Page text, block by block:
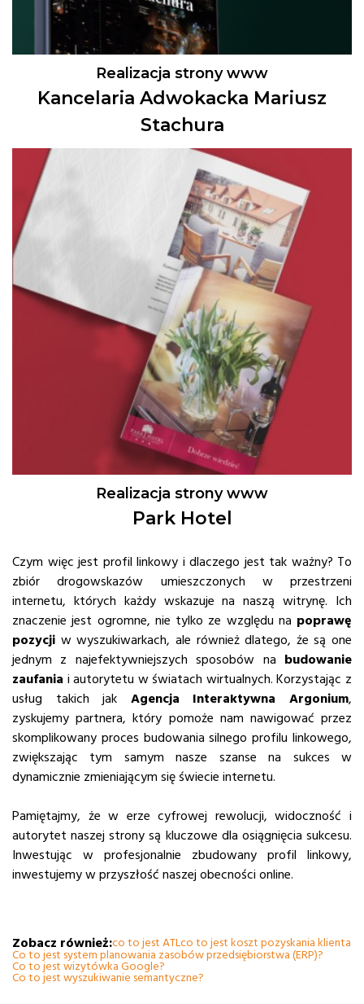
Realizacja strony www
Kancelaria Adwokacka Mariusz
Stachura
Realizacja strony www
Park Hotel
Czym więc jest profil linkowy i dlaczego jest tak ważny? To
zbiór drogowskazów umieszczonych w przestrzeni
internetu, których każdy wskazuje na naszą witrynę. Ich
znaczenie jest ogromne, nie tylko ze względu na poprawę
pozycji w wyszukiwarkach, ale również dlatego, że są one
jednym z najefektywniejszych sposobów na budowanie
zaufania i autorytetu w światach wirtualnych. Korzystając z
usług takich jak Agencja Interaktywna Argonium,
zyskujemy partnera, który pomoże nam nawigować przez
skomplikowany proces budowania silnego profilu linkowego,
zwiększając tym samym nasze szanse na sukces w
dynamicznie zmieniającym się świecie internetu.
Pamiętajmy, że w erze cyfrowej rewolucji, widoczność i
autorytet naszej strony są kluczowe dla osiągnięcia sukcesu.
Inwestując w profesjonalnie zbudowany profil linkowy,
inwestujemy w przyszłość naszej obecności online.
Zobacz również:co to jest ATLco to jest koszt pozyskania klienta
Co to jest system planowania zasobów przedsiębiorstwa (ERP)?
Co to jest wizytówka Google?
Co to jest wyszukiwanie semantyczne?